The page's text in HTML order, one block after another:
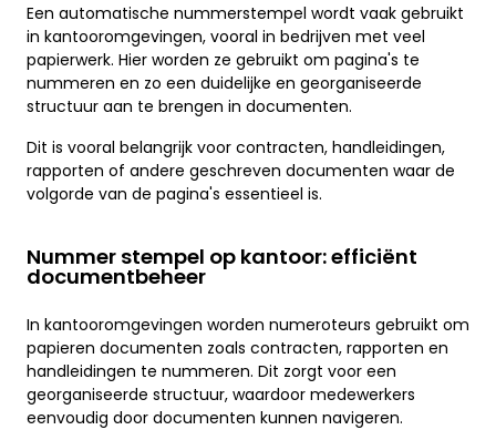
Een automatische nummerstempel wordt vaak gebruikt
in kantooromgevingen, vooral in bedrijven met veel
papierwerk. Hier worden ze gebruikt om pagina's te
nummeren en zo een duidelijke en georganiseerde
structuur aan te brengen in documenten.
Dit is vooral belangrijk voor contracten, handleidingen,
rapporten of andere geschreven documenten waar de
volgorde van de pagina's essentieel is.
Nummer stempel op kantoor: efficiënt
documentbeheer
In kantooromgevingen worden numeroteurs gebruikt om
papieren documenten zoals contracten, rapporten en
handleidingen te nummeren. Dit zorgt voor een
georganiseerde structuur, waardoor medewerkers
eenvoudig door documenten kunnen navigeren.